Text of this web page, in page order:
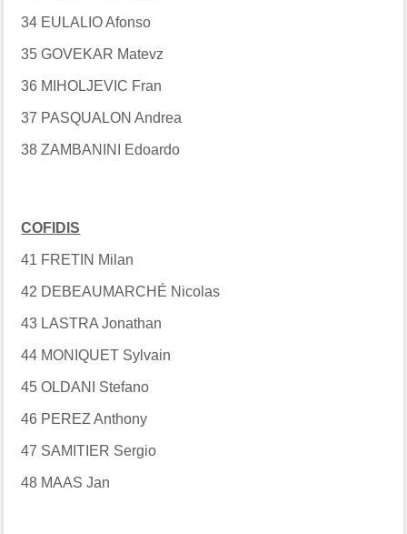
34 EULALIO Afonso
35 GOVEKAR Matevz
36 MIHOLJEVIC Fran
37 PASQUALON Andrea
38 ZAMBANINI Edoardo
COFIDIS
41 FRETIN Milan
42 DEBEAUMARCHÉ Nicolas
43 LASTRA Jonathan
44 MONIQUET Sylvain
45 OLDANI Stefano
46 PEREZ Anthony
47 SAMITIER Sergio
48 MAAS Jan